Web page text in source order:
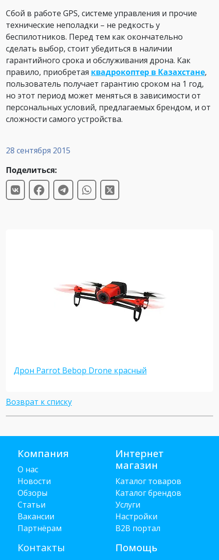
28 сентября 2015
Поделиться:
Дрон Parrot Bebop Drone красный
Сбой в работе GPS, системе управления и прочие
технические неполадки – не редкость у
беспилотников. Перед тем как окончательно
сделать выбор, стоит убедиться в наличии
гарантийного срока и обслуживания дрона. Как
правило, приобретая квадрокоптер в Казахстане,
пользователь получает гарантию сроком на 1 год,
но этот период может меняться в зависимости от
персональных условий, предлагаемых брендом, и от
сложности самого устройства.
Возврат к списку
Компания
О нас
Новости
Обзоры
Статьи
Вакансии
Партнёрам
Контакты
Интернет
магазин
Каталог товаров
Каталог брендов
Услуги
Настройки
B2B портал
Помощь